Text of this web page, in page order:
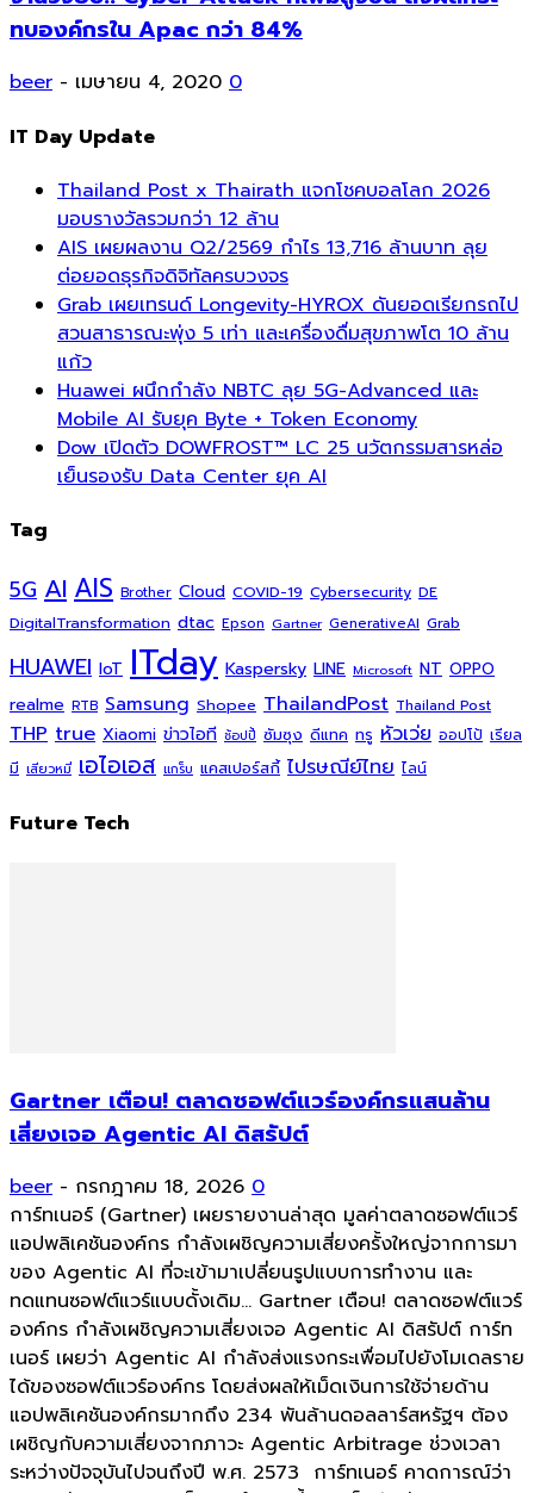
ทบองค์กรใน Apac กว่า 84%
beer - เมษายน 4, 2020 0
IT Day Update
Thailand Post x Thairath แจกโชคบอลโลก 2026
มอบรางวัลรวมกว่า 12 ล้าน
AIS เผยผลงาน Q2/2569 กำไร 13,716 ล้านบาท ลุย
ต่อยอดธุรกิจดิจิทัลครบวงจร
Grab เผยเทรนด์ Longevity-HYROX ดันยอดเรียกรถไป
สวนสาธารณะพุ่ง 5 เท่า และเครื่องดื่มสุขภาพโต 10 ล้าน
แก้ว
Huawei ผนึกกำลัง NBTC ลุย 5G-Advanced และ
Mobile AI รับยุค Byte + Token Economy
Dow เปิดตัว DOWFROST™ LC 25 นวัตกรรมสารหล่อ
เย็นรองรับ Data Center ยุค AI
Tag
5G AI AIS Brother Cloud COVID-19 Cybersecurity DE
DigitalTransformation dtac Epson Gartner GenerativeAI Grab
HUAWEI IoT ITday Kaspersky LINE Microsoft NT OPPO
realme RTB Samsung Shopee ThailandPost Thailand Post
THP true Xiaomi ข่าวไอที ช้อปปี้ ซัมซุง ดีแทค ทรู หัวเว่ย ออปโป้ เรียล
มี เสียวหมี่ เอไอเอส แกร็บ แคสเปอร์สกี้ ไปรษณีย์ไทย ไลน์
Future Tech
Gartner เตือน! ตลาดซอฟต์แวร์องค์กรแสนล้าน
เสี่ยงเจอ Agentic AI ดิสรัปต์
beer - กรกฎาคม 18, 2026 0
การ์ทเนอร์ (Gartner) เผยรายงานล่าสุด มูลค่าตลาดซอฟต์แวร์
แอปพลิเคชันองค์กร กำลังเผชิญความเสี่ยงครั้งใหญ่จากการมา
ของ Agentic AI ที่จะเข้ามาเปลี่ยนรูปแบบการทำงาน และ
ทดแทนซอฟต์แวร์แบบดั้งเดิม... Gartner เตือน! ตลาดซอฟต์แวร์
องค์กร กำลังเผชิญความเสี่ยงเจอ Agentic AI ดิสรัปต์ การ์ท
เนอร์ เผยว่า Agentic AI กำลังส่งแรงกระเพื่อมไปยังโมเดลราย
ได้ของซอฟต์แวร์องค์กร โดยส่งผลให้เม็ดเงินการใช้จ่ายด้าน
แอปพลิเคชันองค์กรมากถึง 234 พันล้านดอลลาร์สหรัฐฯ ต้อง
เผชิญกับความเสี่ยงจากภาวะ Agentic Arbitrage ช่วงเวลา
ระหว่างปัจจุบันไปจนถึงปี พ.ศ. 2573 การ์ทเนอร์ คาดการณ์ว่า